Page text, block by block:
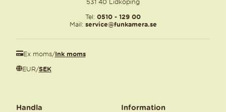
531 40 Lidköping
Tel: 0510 - 129 00
Mail: service@funkamera.se
Ex moms/Ink moms
EUR/SEK
Handla Information